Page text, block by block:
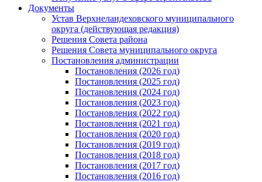
Документы
Устав Верхнеландеховского муниципального
округа (действующая редакция)
Решения Совета района
Решения Совета муниципального округа
Постановления администрации
Постановления (2026 год)
Постановления (2025 год)
Постановления (2024 год)
Постановления (2023 год)
Постановления (2022 год)
Постановления (2021 год)
Постановления (2020 год)
Постановления (2019 год)
Постановления (2018 год)
Постановления (2017 год)
Постановления (2016 год)